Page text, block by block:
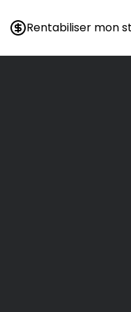
Rentabiliser mon